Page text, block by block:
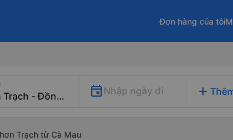
Đơn hàng của tôi
Nhập ngày đi add
Trạch từ Cà Mau